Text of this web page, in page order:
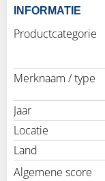
INFORMATIE
Productcategorie
Merknaam / type
Jaar
Locatie
Land
Algemene score